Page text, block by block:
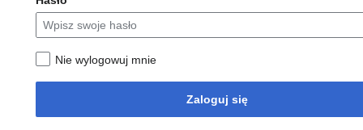
Nie wylogowuj mnie
Zaloguj się